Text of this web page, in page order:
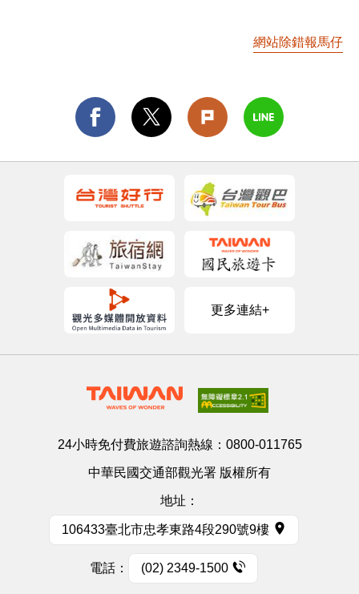
網站除錯報馬仔
更多連結+
24小時免付費旅遊諮詢熱線： 0800-011765
中華民國交通部觀光署 版權所有
地址：
106433臺北市忠孝東路4段290號9樓
電話： (02) 2349-1500